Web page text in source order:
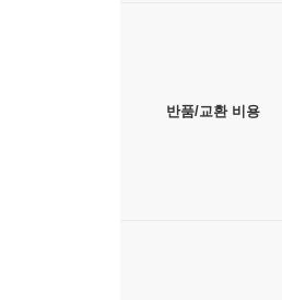
반품/교환 비용